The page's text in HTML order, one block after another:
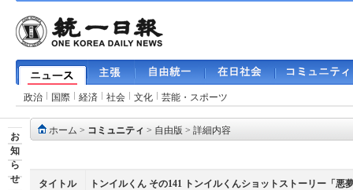
政治 国際 経済 社会 文化 芸能・スポーツ
お
知
ら
せ
ホーム > コミュニティ > 自由版 > 詳細内容
タイトル トンイルくん その141 トンイルくんショットストーリー「悪